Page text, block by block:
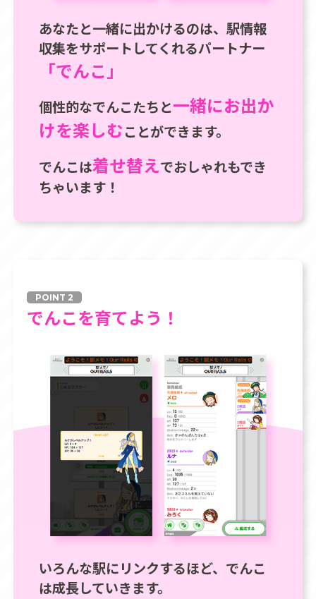
あなたと一緒に出かけるのは、駅情報
収集をサポートしてくれるパートナー
「でんこ」
個性的なでんこたちと一緒にお出か
けを楽しむことができます。
でんこは着せ替えでおしゃれもでき
ちゃいます！
POINT 2
でんこを育てよう！
いろんな駅にリンクするほど、でんこ
は成長していきます。